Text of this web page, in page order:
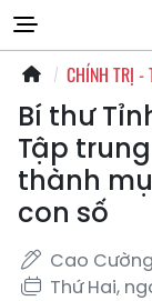
CHÍNH TRỊ -
Bí thư
Tập
thành
con số
Cao
Thứ Hai,